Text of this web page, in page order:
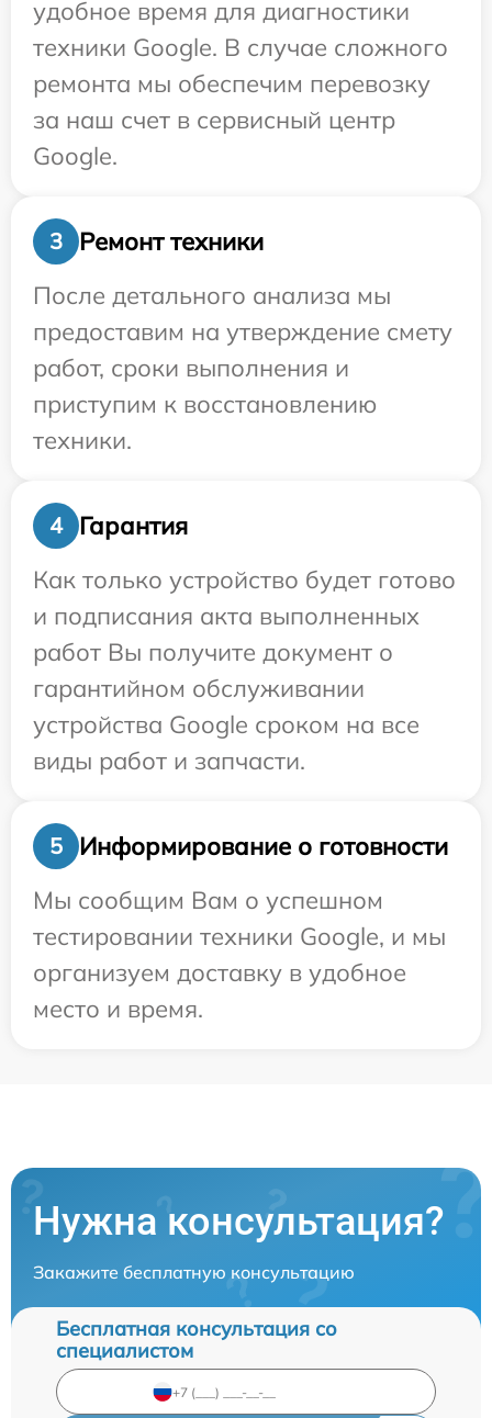
удобное время для диагностики
техники Google. В случае сложного
ремонта мы обеспечим перевозку
за наш счет в сервисный центр
Google.
3
Ремонт техники
После детального анализа мы
предоставим на утверждение смету
работ, сроки выполнения и
приступим к восстановлению
техники.
4
Гарантия
Как только устройство будет готово
и подписания акта выполненных
работ Вы получите документ о
гарантийном обслуживании
устройства Google сроком на все
виды работ и запчасти.
5
Информирование о готовности
Мы сообщим Вам о успешном
тестировании техники Google, и мы
организуем доставку в удобное
место и время.
Нужна консультация?
Закажите бесплатную консультацию
Бесплатная консультация со
специалистом